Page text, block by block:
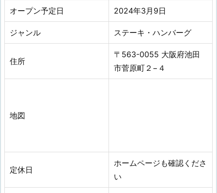
オープン予定日 2024年3月9日
ジャンル ステーキ・ハンバーグ
住所
〒563-0055 大阪府池田
市菅原町２−４
地図
定休日
ホームページも確認くださ
い